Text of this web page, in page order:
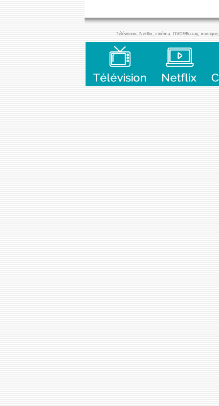
Télévision, Netflix, cinéma, DVD/Blu-ray,